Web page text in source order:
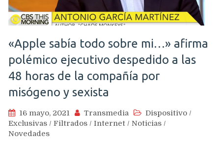
«Apple sabía todo sobre mi…» afirma
polémico ejecutivo despedido a las
48 horas de la compañía por
misógeno y sexista
16 mayo, 2021 Transmedia Dispositivo /
Exclusivas / Filtrados / Internet / Noticias /
Novedades